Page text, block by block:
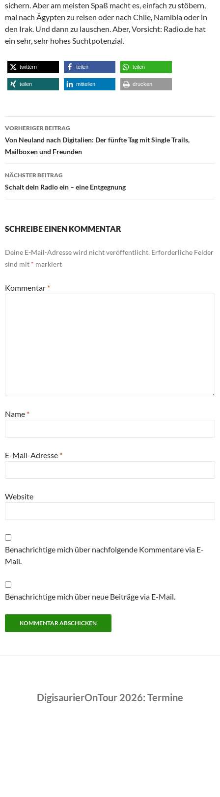
sichern. Aber am meisten Spaß macht es, einfach zu stöbern,
mal nach Ägypten zu reisen oder nach Chile, Namibia oder in
den Irak. Und dann zu lauschen. Aber, Vorsicht: Radio.de hat
ein sehr, sehr hohes Suchtpotenzial.
twittern teilen teilen
teilen mitteilen drucken
Beitragsnavigation
VORHERIGER BEITRAG
Von Neuland nach Digitalien: Der fünfte Tag mit Single Trails,
Mailboxen und Freunden
NÄCHSTER BEITRAG
Schalt dein Radio ein – eine Entgegnung
SCHREIBE EINEN KOMMENTAR
Deine E-Mail-Adresse wird nicht veröffentlicht. Erforderliche Felder
sind mit * markiert
Kommentar *
Name *
E-Mail-Adresse *
Website
Benachrichtige mich über nachfolgende Kommentare via E-
Mail.
Benachrichtige mich über neue Beiträge via E-Mail.
DigisaurierOnTour 2026: Termine